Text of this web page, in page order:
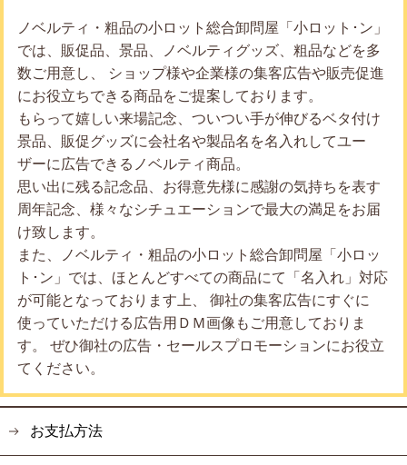
ノベルティ・粗品の小ロット総合卸問屋「小ロット･ン」
では、販促品、景品、ノベルティグッズ、粗品などを多
数ご用意し、 ショップ様や企業様の集客広告や販売促進
にお役立ちできる商品をご提案しております。
もらって嬉しい来場記念、ついつい手が伸びるベタ付け
景品、販促グッズに会社名や製品名を名入れしてユー
ザーに広告できるノベルティ商品。
思い出に残る記念品、お得意先様に感謝の気持ちを表す
周年記念、様々なシチュエーションで最大の満足をお届
け致します。
また、ノベルティ・粗品の小ロット総合卸問屋「小ロッ
ト･ン」では、ほとんどすべての商品にて「名入れ」対応
が可能となっております上、 御社の集客広告にすぐに
使っていただける広告用ＤＭ画像もご用意しておりま
す。 ぜひ御社の広告・セールスプロモーションにお役立
てください。
お支払方法